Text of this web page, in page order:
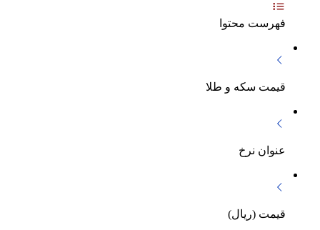
فهرست محتوا
قیمت سکه و طلا
عنوان نرخ
قیمت (ریال)